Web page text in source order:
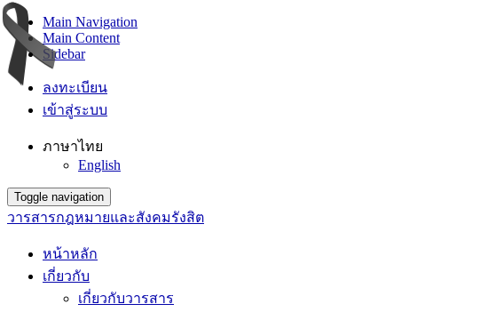
Main Navigation
Main Content
Sidebar
ลงทะเบียน
เข้าสู่ระบบ
ภาษาไทย
English
Toggle navigation
วารสารกฎหมายและสังคมรังสิต
หน้าหลัก
เกี่ยวกับ
เกี่ยวกับวารสาร